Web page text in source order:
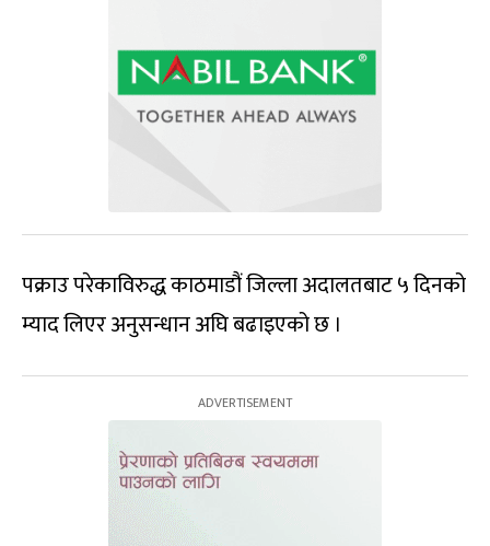
पक्राउ परेकाविरुद्ध काठमाडौं जिल्ला अदालतबाट ५ दिनको
म्याद लिएर अनुसन्धान अघि बढाइएको छ ।